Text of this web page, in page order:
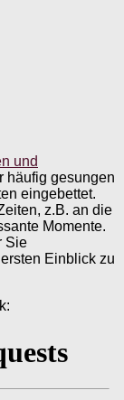
und
häufig gesungen
eingebettet.
z.B. an die
Momente.
Sie
Einblick zu